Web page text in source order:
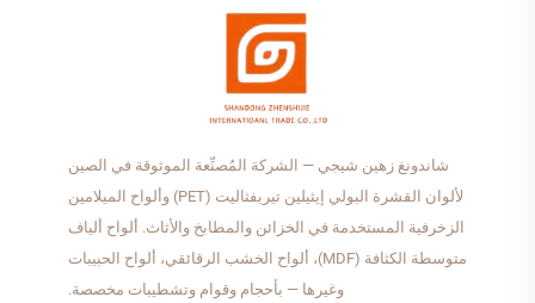
شاندونغ زهين شيجي — الشركة المُصنِّعة الموثوقة في الصين
لألوان القشرة البولي إيثيلين تيريفثاليت (PET) وألواح الميلامين
الزخرفية المستخدمة في الخزائن والمطابخ والأثاث. ألواح ألياف
متوسطة الكثافة (MDF)، ألواح الخشب الرقائقي، ألواح الحبيبات
وغيرها — بأحجام وقوام وتشطيبات مخصصة.